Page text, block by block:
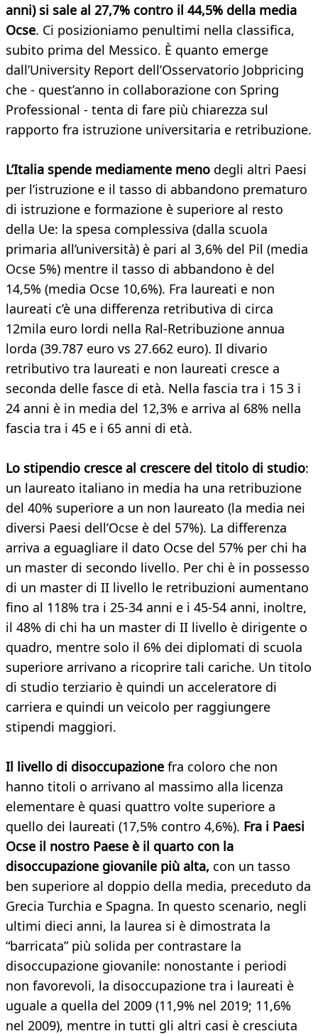
anni) si sale al 27,7% contro il 44,5% della media
Ocse. Ci posizioniamo penultimi nella classifica,
subito prima del Messico. È quanto emerge
dall’University Report dell’Osservatorio Jobpricing
che - quest’anno in collaborazione con Spring
Professional - tenta di fare più chiarezza sul
rapporto fra istruzione universitaria e retribuzione.
L’Italia spende mediamente meno degli altri Paesi
per l’istruzione e il tasso di abbandono prematuro
di istruzione e formazione è superiore al resto
della Ue: la spesa complessiva (dalla scuola
primaria all’università) è pari al 3,6% del Pil (media
Ocse 5%) mentre il tasso di abbandono è del
14,5% (media Ocse 10,6%). Fra laureati e non
laureati c’è una differenza retributiva di circa
12mila euro lordi nella Ral-Retribuzione annua
lorda (39.787 euro vs 27.662 euro). Il divario
retributivo tra laureati e non laureati cresce a
seconda delle fasce di età. Nella fascia tra i 15 3 i
24 anni è in media del 12,3% e arriva al 68% nella
fascia tra i 45 e i 65 anni di età.
Lo stipendio cresce al crescere del titolo di studio:
un laureato italiano in media ha una retribuzione
del 40% superiore a un non laureato (la media nei
diversi Paesi dell’Ocse è del 57%). La differenza
arriva a eguagliare il dato Ocse del 57% per chi ha
un master di secondo livello. Per chi è in possesso
di un master di II livello le retribuzioni aumentano
fino al 118% tra i 25-34 anni e i 45-54 anni, inoltre,
il 48% di chi ha un master di II livello è dirigente o
quadro, mentre solo il 6% dei diplomati di scuola
superiore arrivano a ricoprire tali cariche. Un titolo
di studio terziario è quindi un acceleratore di
carriera e quindi un veicolo per raggiungere
stipendi maggiori.
Il livello di disoccupazione fra coloro che non
hanno titoli o arrivano al massimo alla licenza
elementare è quasi quattro volte superiore a
quello dei laureati (17,5% contro 4,6%). Fra i Paesi
Ocse il nostro Paese è il quarto con la
disoccupazione giovanile più alta, con un tasso
ben superiore al doppio della media, preceduto da
Grecia Turchia e Spagna. In questo scenario, negli
ultimi dieci anni, la laurea si è dimostrata la
“barricata” più solida per contrastare la
disoccupazione giovanile: nonostante i periodi
non favorevoli, la disoccupazione tra i laureati è
uguale a quella del 2009 (11,9% nel 2019; 11,6%
nel 2009), mentre in tutti gli altri casi è cresciuta